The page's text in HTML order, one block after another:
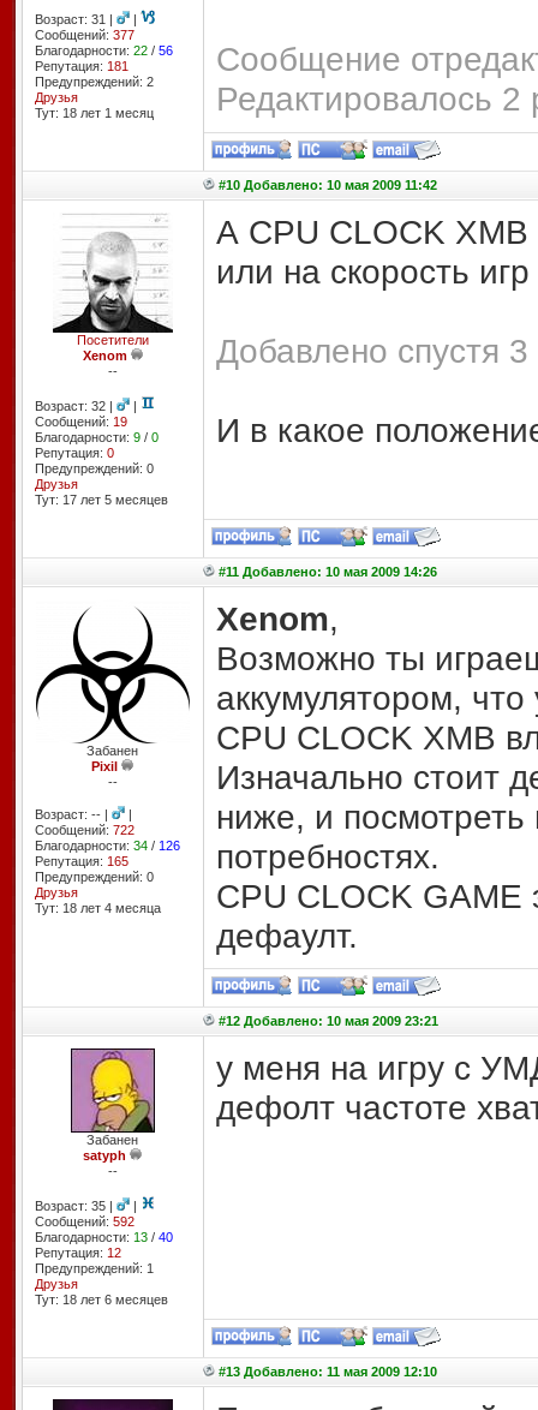
Возраст: 31 |
|
Сообщений: 377
Благодарности: 22/ 56
Репутация: 181
Предупреждений: 2
Друзья
Тут: 18 лет 1 месяц
Сообщение
Редактировалось 2
#10 Добавлено: 10 мая 2009 11:42
Посетители
Xenom
--
Возраст: 32 |
|
Сообщений: 19
Благодарности: 9/ 0
Репутация: 0
Предупреждений: 0
Друзья
Тут: 17 лет 5 месяцев
А CPU CLOCK XMB
или на скорость игр
Добавлено спустя
И в какое
#11 Добавлено: 10 мая 2009 14:26
Забанен
Pixil
--
Возраст: -- |
|
Сообщений: 722
Благодарности: 34/ 126
Репутация: 165
Предупреждений: 0
Друзья
Тут: 18 лет 4 месяцa
Xenom,
Возможно ты
аккумулятором,
CPU CLOCK XMB
Изначально стоит
ниже, и посмотреть
потребностях.
CPU CLOCK GAME
дефаулт.
#12 Добавлено: 10 мая 2009 23:21
Забанен
satyph
--
Возраст: 35 |
|
Сообщений: 592
Благодарности: 13/ 40
Репутация: 12
Предупреждений: 1
Друзья
Тут: 18 лет 6 месяцев
у меня на игру с
дефолт частоте
#13 Добавлено: 11 мая 2009 12:10